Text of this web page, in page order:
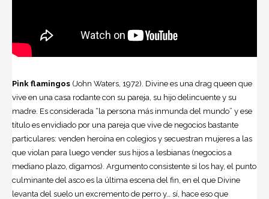
Pink flamingos (John Waters, 1972). Divine es una drag queen que
vive en una casa rodante con su pareja, su hijo delincuente y su
madre. Es considerada “la persona más inmunda del mundo” y ese
título es envidiado por una pareja que vive de negocios bastante
particulares: venden heroína en colegios y secuestran mujeres a las
que violan para luego vender sus hijos a lesbianas (negocios a
mediano plazo, digamos). Argumento consistente si los hay, el punto
culminante del asco es la última escena del fin, en el que Divine
levanta del suelo un excremento de perro y… sí, hace eso que